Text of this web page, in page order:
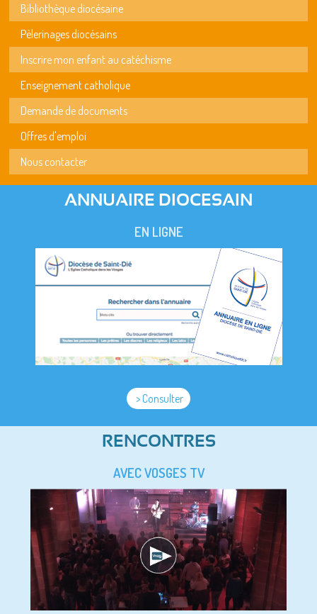
Bibliothèque diocésaine
Pèlerinages diocésains
Inscrire mon enfant au catéchisme
Enseignement catholique
Demande de documents
Offres d'emploi
Nous contacter
ANNUAIRE DIOCESAIN
EN LIGNE
> Consulter
RENCONTRES
AVEC VOSGES TV